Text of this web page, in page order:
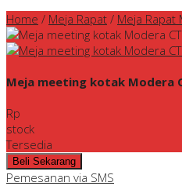
Home / Meja Rapat / Meja Rapat
Meja meeting kotak Modera
Rp
stock
Tersedia
Pemesanan via SMS